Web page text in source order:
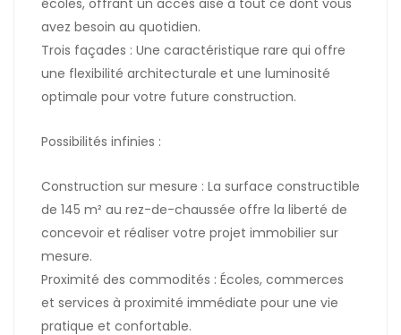
écoles, offrant un accès aisé à tout ce dont vous
avez besoin au quotidien.
Trois façades : Une caractéristique rare qui offre
une flexibilité architecturale et une luminosité
optimale pour votre future construction.
Possibilités infinies :
Construction sur mesure : La surface constructible
de 145 m² au rez-de-chaussée offre la liberté de
concevoir et réaliser votre projet immobilier sur
mesure.
Proximité des commodités : Écoles, commerces
et services à proximité immédiate pour une vie
pratique et confortable.